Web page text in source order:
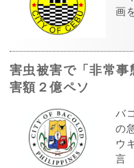
画
害虫被害で「非常
害額２億ペソ
バ
の
ウ
言